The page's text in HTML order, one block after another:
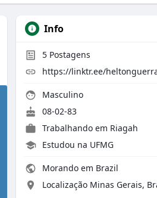
Info
5 Postagens
https://linktr.ee/
Masculino
08-02-83
Trabalhando em Riagah
Estudou na UFMG
Morando em Brazil
Localização Minas Gerais,